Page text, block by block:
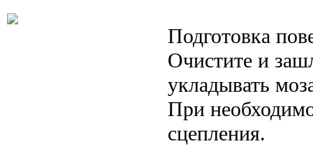
Подготовка
Очистите и
укладывать
При
сцепления.